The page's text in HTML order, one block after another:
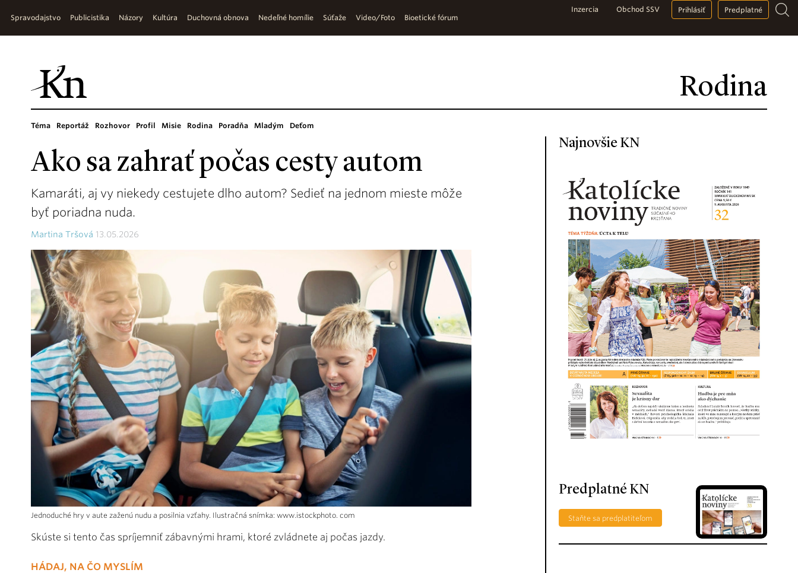
Rodina
Spravodajstvo Publicistika Názory Kultúra Duchovná obnova Nedeľné homílie Súťaže Video/Foto Bioetické fórum
Inzercia Obchod SSV Prihlásiť Predplatné
Téma Reportáž Rozhovor Profil Misie Rodina Poradňa Mladým Deťom
Ako sa zahrať počas cesty autom
Kamaráti, aj vy niekedy cestujete dlho autom? Sedieť na jednom mieste môže
byť poriadna nuda.
Martina Tršová 13.05.2026
Jednoduché hry v aute zaženú nudu a posilnia vzťahy. Ilustračná snímka: www.istockphoto. com
Skúste si tento čas spríjemniť zábavnými hrami, ktoré zvládnete aj počas jazdy.
HÁDAJ, NA ČO MYSLÍM
Najnovšie KN
Predplatné KN
Staňte sa predplatiteľom